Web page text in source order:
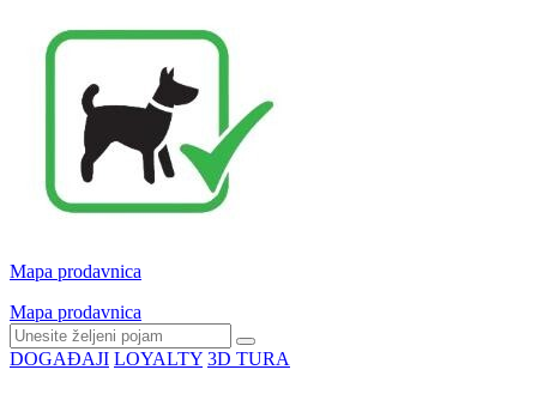
Mapa prodavnica
Mapa prodavnica
DOGAĐAJI LOYALTY 3D TURA